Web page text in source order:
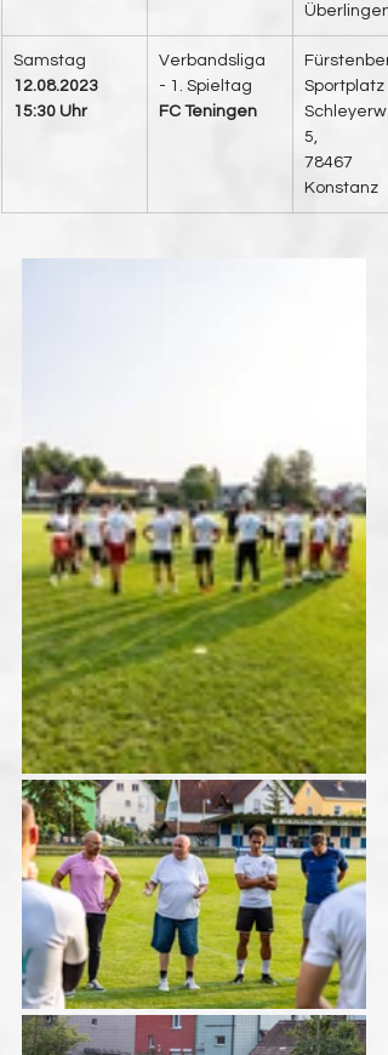
Überlingen
Samstag
12.08.2023
15:30 Uhr
​Verbandsliga
- 1. Spieltag
FC Teningen
Sportplatz
5,
78467
Konstanz